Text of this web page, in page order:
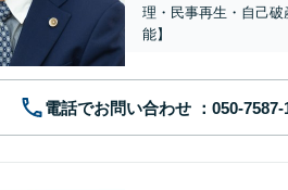
理・民事再生・自己
能】
電話でお問い合わせ